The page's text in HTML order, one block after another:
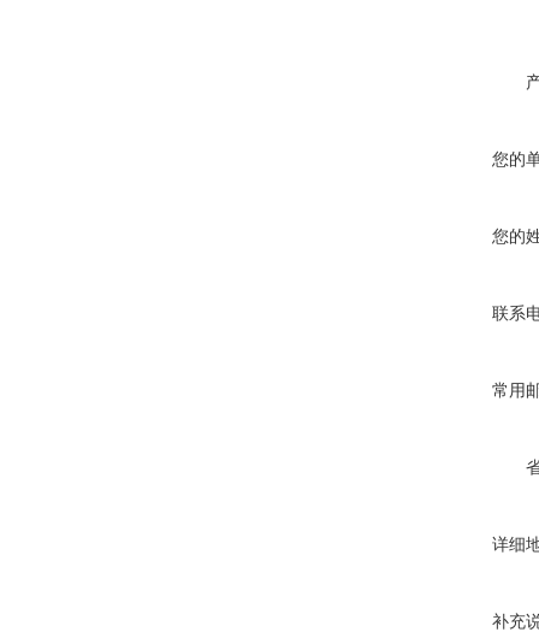
您的
您的
联系
常用
详细
补充